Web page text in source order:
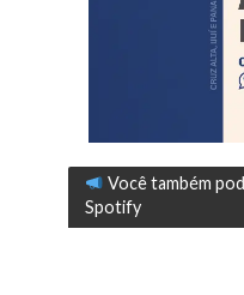
Você também
Spotify